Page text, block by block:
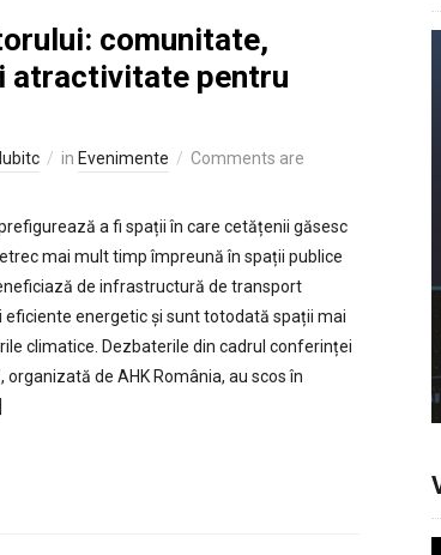
comunitate,
atractivitate pentru
in Evenimente
Comments are
a fi spații în care cetățenii găsesc
mai mult timp împreună în spații publice
de infrastructură de transport
eficiente energetic și sunt totodată spații mai
climatice. Dezbaterile din cadrul conferinței
organizată de AHK România, au scos în